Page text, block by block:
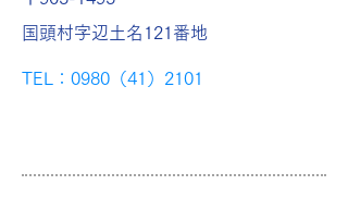
国頭村字辺土名121番地
TEL：0980（41）2101